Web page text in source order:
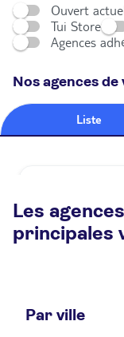
Ouvert
Tui Store
Agences
Nos agences
Liste
Carte
Fermé.
Zone la Porte
Les
principales
Par ville